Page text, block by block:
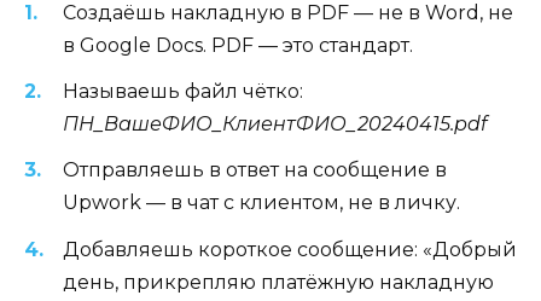
Создаёшь накладную в PDF — не в Word, не
в Google Docs. PDF — это стандарт.
Называешь файл чётко:
ПН_ВашеФИО_КлиентФИО_20240415.pdf
Отправляешь в ответ на сообщение в
Upwork — в чат с клиентом, не в личку.
Добавляешь короткое сообщение: «Добрый
день, прикрепляю платёжную накладную